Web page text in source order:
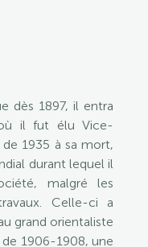
dès 1897, il entra
il fut élu Vice-
1935 à sa mort,
durant lequel il
malgré les
Celle-ci a
grand orientaliste
de 1906-1908, une